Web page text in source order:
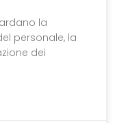
la
personale, la
dei